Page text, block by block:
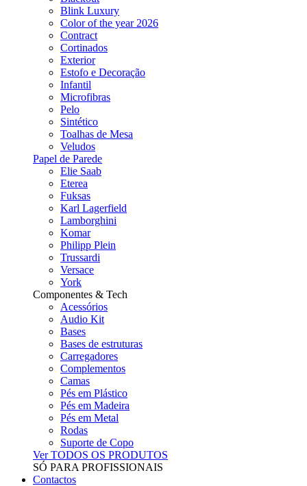
Blink Luxury
Color of the year 2026
Contract
Cortinados
Exterior
Estofo e Decoração
Infantil
Microfibras
Pelo
Sintético
Toalhas de Mesa
Veludos
Papel de Parede
Elie Saab
Eterea
Fuksas
Karl Lagerfield
Lamborghini
Komar
Philipp Plein
Trussardi
Versace
York
Componentes & Tech
Acessórios
Audio Kit
Bases
Bases de estruturas
Carregadores
Complementos
Camas
Pés em Plástico
Pés em Madeira
Pés em Metal
Rodas
Suporte de Copo
Ver TODOS OS PRODUTOS
SÓ PARA PROFISSIONAIS
Contactos